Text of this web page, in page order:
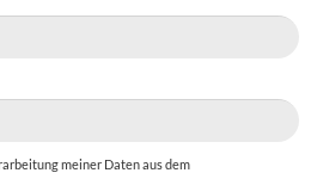
meiner Daten aus dem